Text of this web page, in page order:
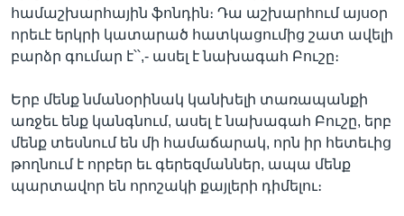
համաշխարհային ֆոնդին։ Դա աշխարհում այսօր
որեւէ երկրի կատարած հատկացումից շատ ավելի
բարձր գումար է՝՝,- ասել է նախագահ Բուշը։
Երբ մենք նմանօրինակ կանխելի տառապանքի
առջեւ ենք կանգնում, ասել է նախագահ Բուշը, երբ
մենք տեսնում են մի համաճարակ, որն իր հետեւից
թողնում է որբեր եւ գերեզմաններ, ապա մենք
պարտավոր են որոշակի քայլերի դիմելու։